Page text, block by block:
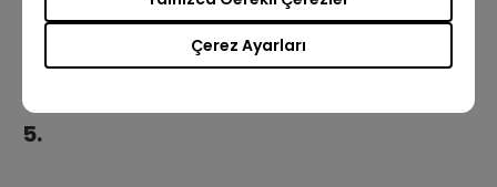
Çerez Ayarları
5.